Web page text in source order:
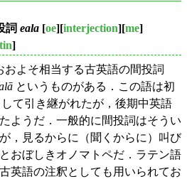
詞 eala [oe][interjection][me]
]
およそ相当する古英語の間投詞
というものがある．この語は初
して引き継がれたが，後期中英語
ようだ．一般的に間投詞はそうい
，見るからに（聞くからに）叫び
おぼしきオノマトペだ．ラテン語
英語の注釈としても用いられてお